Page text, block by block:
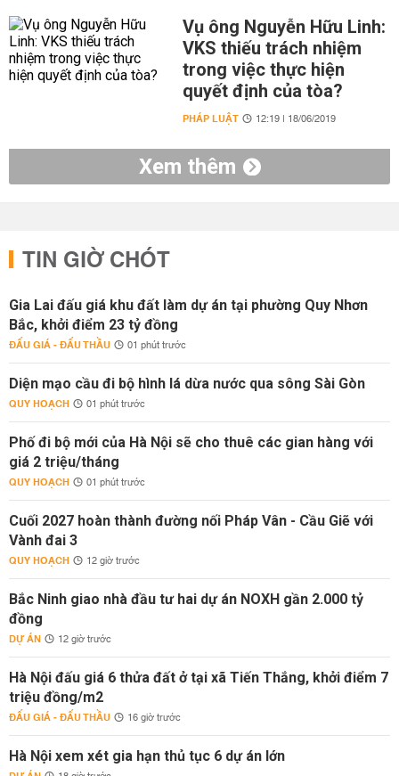
Vụ ông Nguyễn Hữu Linh:
VKS thiếu trách nhiệm
trong việc thực hiện
quyết định của tòa?
PHÁP LUẬT 12:19 | 18/06/2019
Xem thêm
TIN GIỜ CHÓT
Gia Lai đấu giá khu đất làm dự án tại phường Quy Nhơn
Bắc, khởi điểm 23 tỷ đồng
ĐẤU GIÁ - ĐẤU THẦU 01 phút trước
Diện mạo cầu đi bộ hình lá dừa nước qua sông Sài Gòn
QUY HOẠCH 01 phút trước
Phố đi bộ mới của Hà Nội sẽ cho thuê các gian hàng với
giá 2 triệu/tháng
QUY HOẠCH 01 phút trước
Cuối 2027 hoàn thành đường nối Pháp Vân - Cầu Giẽ với
Vành đai 3
QUY HOẠCH 12 giờ trước
Bắc Ninh giao nhà đầu tư hai dự án NOXH gần 2.000 tỷ
đồng
DỰ ÁN 12 giờ trước
Hà Nội đấu giá 6 thửa đất ở tại xã Tiến Thắng, khởi điểm 7
triệu đồng/m2
ĐẤU GIÁ - ĐẤU THẦU 16 giờ trước
Hà Nội xem xét gia hạn thủ tục 6 dự án lớn